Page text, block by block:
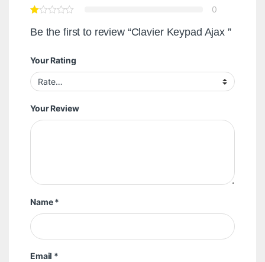
0
Be the first to review “Clavier Keypad Ajax ”
Your Rating
Your Review
Name*
Email *